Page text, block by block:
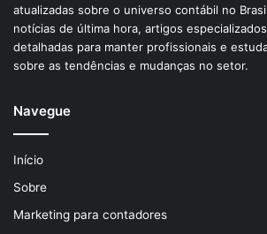
atualizadas sobre o universo contábil no
notícias de última hora, artigos
detalhadas para manter profissionais e
sobre as tendências e mudanças no setor.
Navegue
Início
Sobre
Marketing para contadores